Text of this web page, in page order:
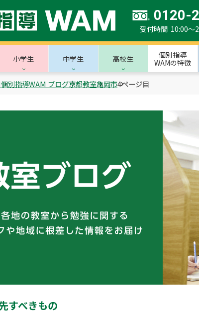
0120-
受付時間 10:00～
小学生 中学生 高校生
個別指導
WAMの特徴
個別指導WAM ブログ京都教室亀岡市4ページ目
すべきもの